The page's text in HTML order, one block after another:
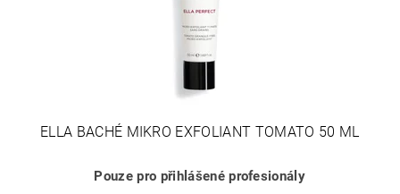
ELLA BACHÉ MIKRO EXFOLIANT TOMATO 50 ML
Pouze pro přihlášené profesionály